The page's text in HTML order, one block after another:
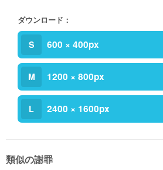
ダウンロード：
S 600 × 400px
M 1200 × 800px
L 2400 × 1600px
類似の謝罪